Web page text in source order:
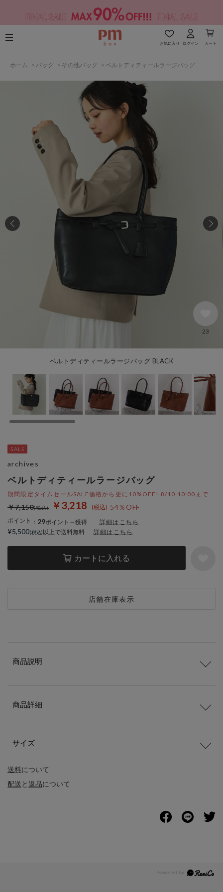
お気に入り ログイン カート
ホーム > バッグ > その他バッグ > ベルトディティールラージバッグ
ベルトディティールラージバッグ BLACK
23
ベルトディティールラージバッグ
期間限定タイムセールSALE価格から更に10%OFF! 8/10 10:00まで
￥3,218 54％OFF
￥7,150
ポイント ： 29ポイント～獲得 詳細はこちら
カートに入れる
店舗在庫表示
archives
¥5,500 以上で送料無料 詳細はこちら
送料について
配送と返品について
商品説明
商品詳細
サイズ